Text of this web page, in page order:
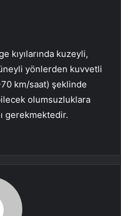
kıyılarında kuzeyli,
yönlerden kuvvetli
km/saat) şeklinde
olumsuzluklara
gerekmektedir.